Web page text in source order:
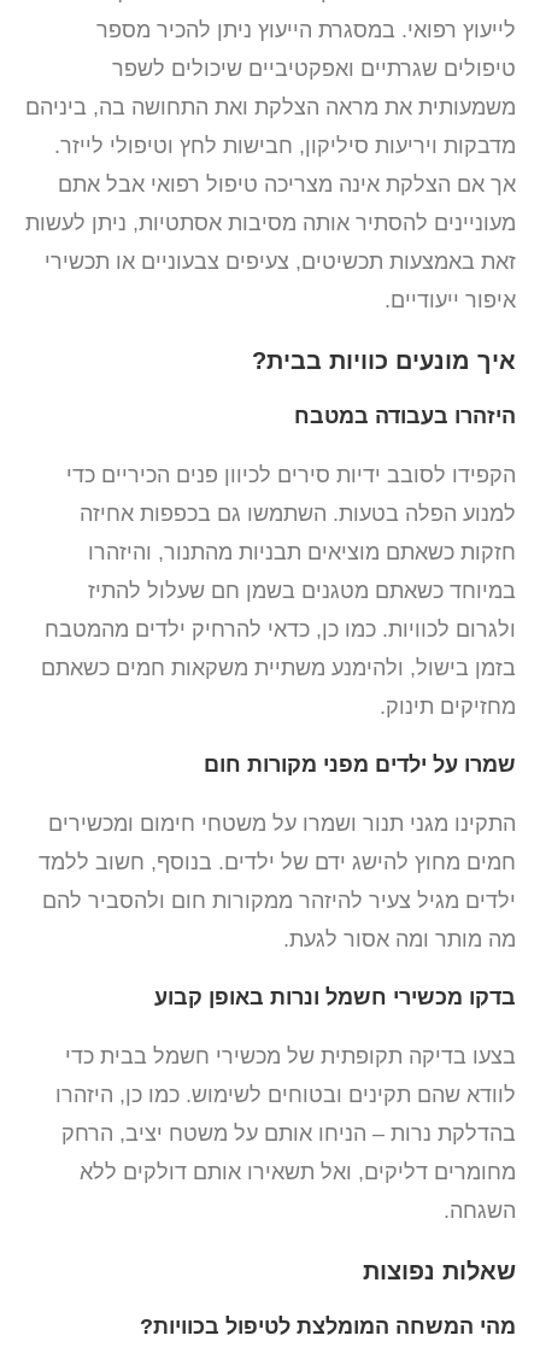
לייעוץ רפואי. במסגרת הייעוץ ניתן להכיר מספר
טיפולים שגרתיים ואפקטיביים שיכולים לשפר
משמעותית את מראה הצלקת ואת התחושה בה, ביניהם
מדבקות ויריעות סיליקון, חבישות לחץ וטיפולי לייזר.
אך אם הצלקת אינה מצריכה טיפול רפואי אבל אתם
מעוניינים להסתיר אותה מסיבות אסתטיות, ניתן לעשות
זאת באמצעות תכשיטים, צעיפים צבעוניים או תכשירי
איפור ייעודיים.
איך מונעים כוויות בבית?
היזהרו בעבודה במטבח
הקפידו לסובב ידיות סירים לכיוון פנים הכיריים כדי
למנוע הפלה בטעות. השתמשו גם בכפפות אחיזה
חזקות כשאתם מוציאים תבניות מהתנור, והיזהרו
במיוחד כשאתם מטגנים בשמן חם שעלול להתיז
ולגרום לכוויות. כמו כן, כדאי להרחיק ילדים מהמטבח
בזמן בישול, ולהימנע משתיית משקאות חמים כשאתם
מחזיקים תינוק.
שמרו על ילדים מפני מקורות חום
התקינו מגני תנור ושמרו על משטחי חימום ומכשירים
חמים מחוץ להישג ידם של ילדים. בנוסף, חשוב ללמד
ילדים מגיל צעיר להיזהר ממקורות חום ולהסביר להם
מה מותר ומה אסור לגעת.
בדקו מכשירי חשמל ונרות באופן קבוע
בצעו בדיקה תקופתית של מכשירי חשמל בבית כדי
לוודא שהם תקינים ובטוחים לשימוש. כמו כן, היזהרו
בהדלקת נרות – הניחו אותם על משטח יציב, הרחק
מחומרים דליקים, ואל תשאירו אותם דולקים ללא
השגחה.
שאלות נפוצות
מהי המשחה המומלצת לטיפול בכוויות?